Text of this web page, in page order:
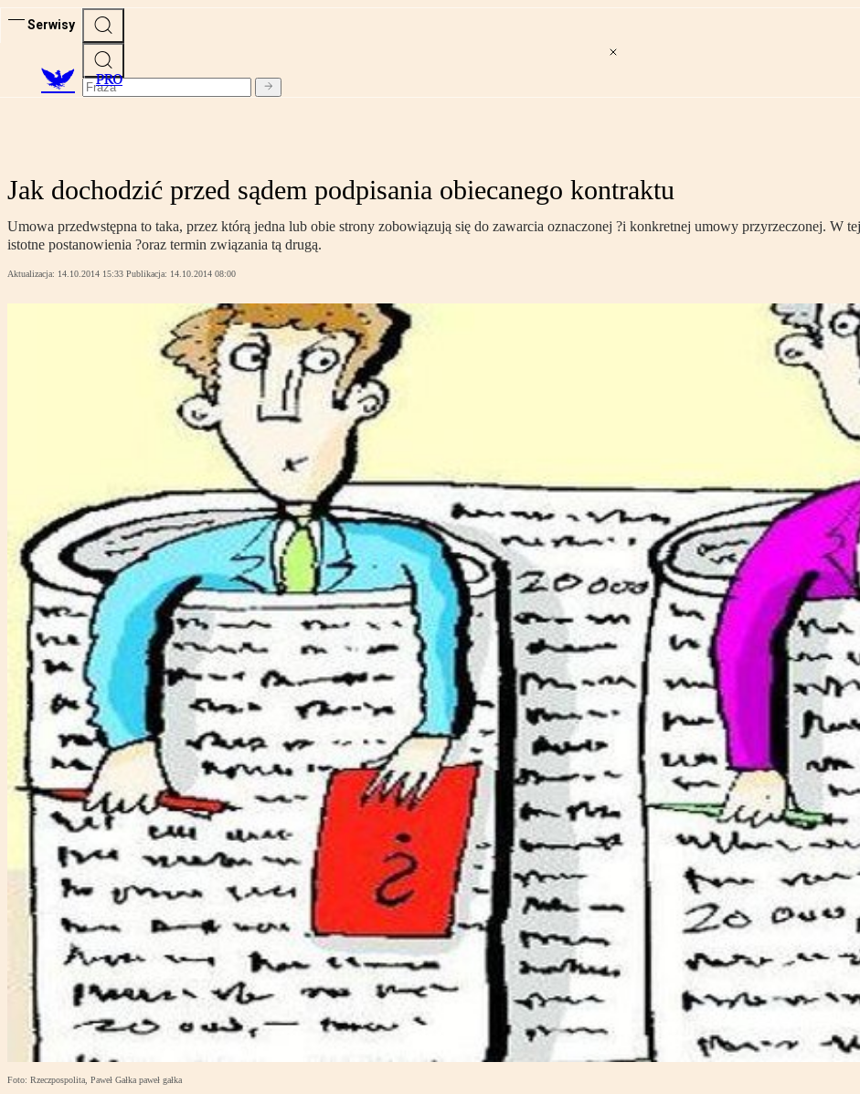
Serwisy
PRO
Jak dochodzić przed sądem podpisania obiecanego kontraktu
Umowa przedwstępna to taka, przez którą jedna lub obie strony zobowiązują się do zawarcia oznaczonej ?i konkretnej umowy przyrzeczonej. W
istotne postanowienia ?oraz termin związania tą drugą.
Aktualizacja: 14.10.2014 15:33 Publikacja: 14.10.2014 08:00
Foto: Rzeczpospolita, Paweł Gałka paweł gałka